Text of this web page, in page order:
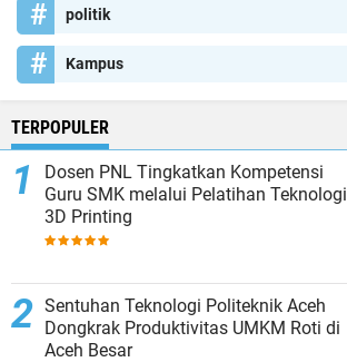
politik
Kampus
TERPOPULER
Dosen PNL Tingkatkan Kompetensi
Guru SMK melalui Pelatihan Teknologi
3D Printing
Sentuhan Teknologi Politeknik Aceh
Dongkrak Produktivitas UMKM Roti di
Aceh Besar